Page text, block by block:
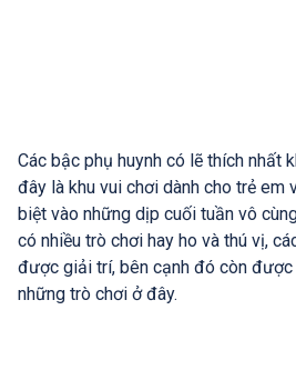
Các bậc phụ huynh có lẽ thích nhất
đây là khu vui chơi dành cho trẻ em
biệt vào những dịp cuối tuần vô
có nhiều trò chơi hay ho và thú vị,
được giải trí, bên cạnh đó còn
những trò chơi ở đây.